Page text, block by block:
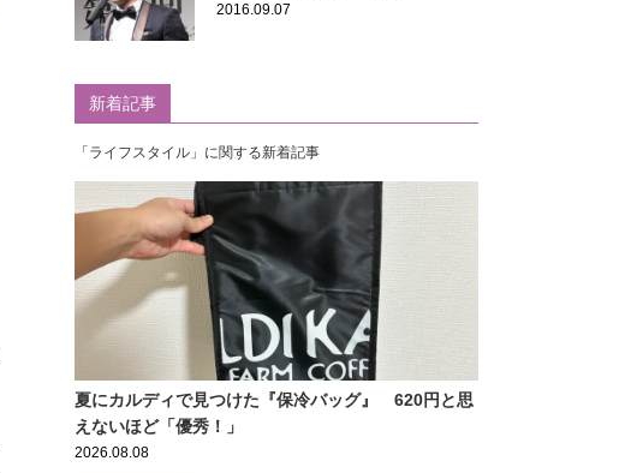
2016.09.07
新着記事
「ライフスタイル」に関する新着記事
夏にカルディで見つけた『保冷バッグ』 620円と思
えないほど「優秀！」
2026.08.08